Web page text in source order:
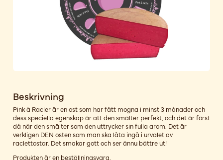
Beskrivning
Pink à Racler är en ost som har fått mogna i minst 3 månader och
dess speciella egenskap är att den smälter perfekt, och det är först
då när den smälter som den uttrycker sin fulla arom. Det är
verkligen DEN osten som man ska låta ingå i urvalet av
raclettostar. Det smakar gott och ser ännu bättre ut!
Produkten är en beställningsvara.